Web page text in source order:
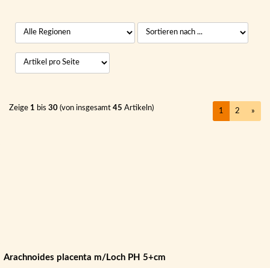
Zeige 1 bis 30 (von insgesamt 45 Artikeln) 1 2 »
Arachnoides placenta m/Loch PH 5+cm